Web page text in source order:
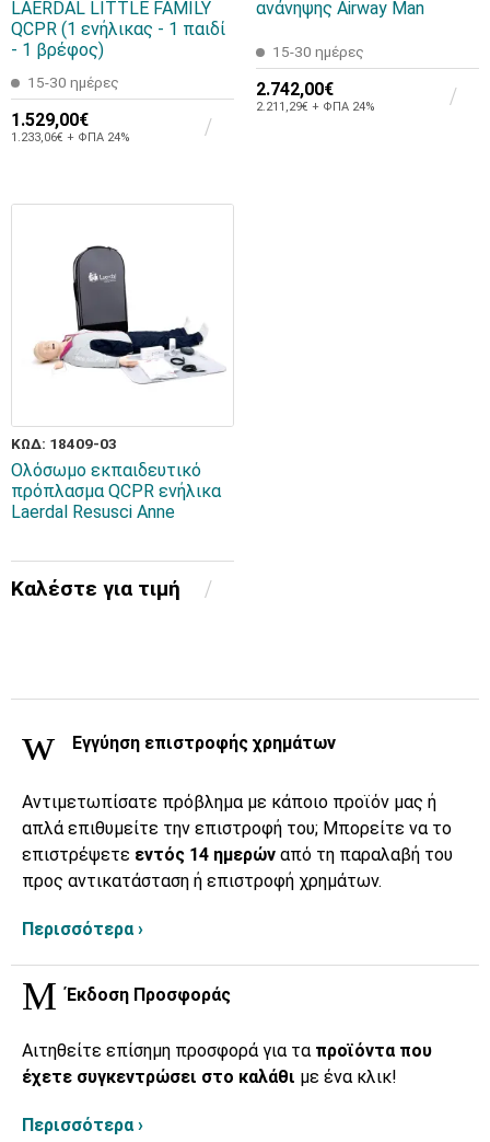
LAERDAL LITTLE FAMILY
QCPR (1 ενήλικας - 1 παιδί
- 1 βρέφος)
15-30 ημέρες
1.529,00€
1.233,06€ + ΦΠΑ 24%
ανάνηψης Airway Man
15-30 ημέρες
2.742,00€
2.211,29€ + ΦΠΑ 24%
ΚΩΔ: 18409-03
Ολόσωμο εκπαιδευτικό
πρόπλασμα QCPR ενήλικα
Laerdal Resusci Anne
Καλέστε για τιμή
Εγγύηση επιστροφής χρημάτων
Αντιμετωπίσατε πρόβλημα με κάποιο προϊόν μας ή
απλά επιθυμείτε την επιστροφή του; Μπορείτε να το
επιστρέψετε εντός 14 ημερών από τη παραλαβή του
προς αντικατάσταση ή επιστροφή χρημάτων.
Περισσότερα ›
Έκδοση Προσφοράς
Αιτηθείτε επίσημη προσφορά για τα προϊόντα που
έχετε συγκεντρώσει στο καλάθι με ένα κλικ!
Περισσότερα ›